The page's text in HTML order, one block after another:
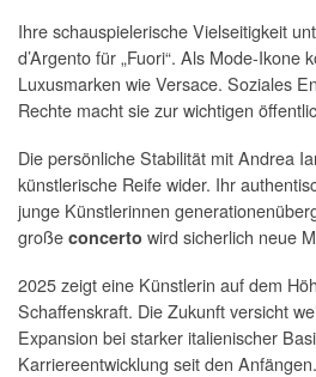
Ihre schauspielerische Vielseitigkeit
d’Argento für „Fuori“. Als Mode-Ikone
Luxusmarken wie Versace. Soziales
Rechte macht sie zur wichtigen
Die persönliche Stabilität mit Andrea
künstlerische Reife wider. Ihr
junge Künstlerinnen
große concerto wird sicherlich neue
2025 zeigt eine Künstlerin auf dem
Schaffenskraft. Die Zukunft versicht
Expansion bei starker italienischer
Karriereentwicklung seit den Anfängen.